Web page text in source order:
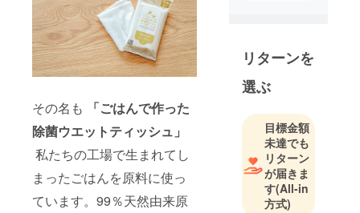
その名も
「ごはんで作った
除菌ウエットティッシュ」
私たちの工場で生まれてし
まったごはんを原料に使っ
ています。99％天然由来原
リターンを
選ぶ
目標金額
未達でも
リターン
が届きま
す(All-in
方式)